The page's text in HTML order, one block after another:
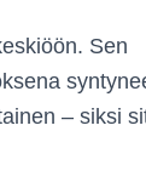
Sen
– siksi